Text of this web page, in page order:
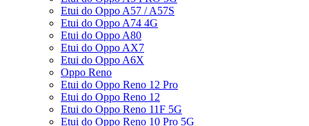
Etui do Oppo A57 / A57S
Etui do Oppo A74 4G
Etui do Oppo A80
Etui do Oppo AX7
Etui do Oppo A6X
Oppo Reno
Etui do Oppo Reno 12 Pro
Etui do Oppo Reno 12
Etui do Oppo Reno 11F 5G
Etui do Oppo Reno 10 Pro 5G